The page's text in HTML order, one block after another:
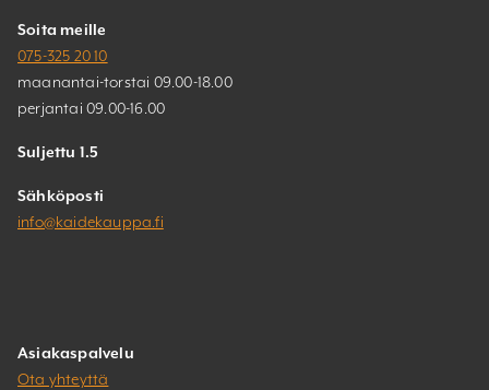
Soita meille
075-325 20 10
maanantai-torstai 09.00-18.00
perjantai 09.00-16.00
Suljettu 1.5
Sähköposti
info@kaidekauppa.fi
Asiakaspalvelu
Ota yhteyttä